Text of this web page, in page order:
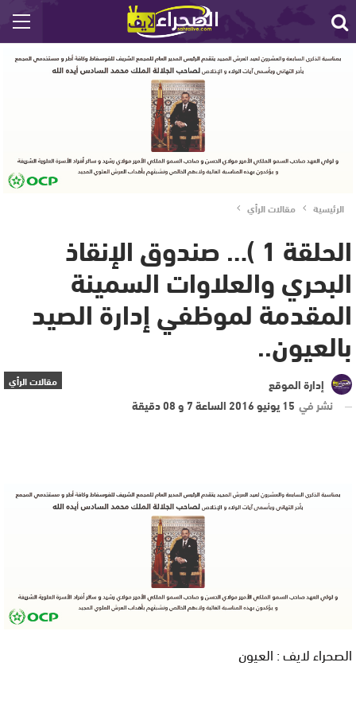
الرئيسية مقالات الرأي
الحلقة 1 )… صندوق الإنقاذ
البحري والعلاوات السمينة
المقدمة لموظفي إدارة الصيد
بالعيون..
مقالات الرأي
إدارة الموقع
نشر في 15 يونيو 2016 الساعة 7 و 08 دقيقة
الصحراء لايف : العيون